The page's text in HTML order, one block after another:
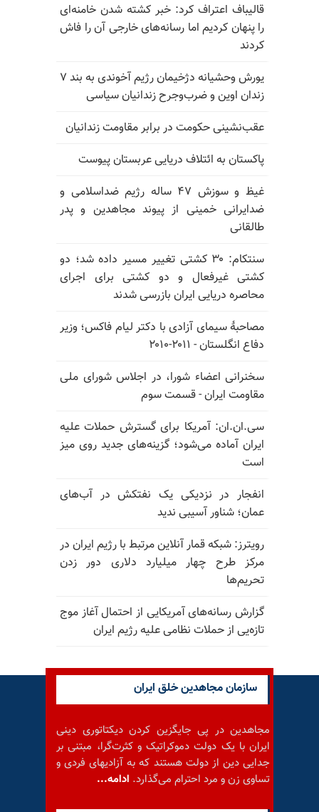
قالیباف اعتراف کرد: خبر کشته شدن خامنه‌ای
را پنهان کردیم اما رسانه‌های خارجی آن را فاش
کردند
یورش وحشیانه دژخیمان رژیم آخوندی به بند ۷
زندان اوین و ضرب‌وجرح زندانیان سیاسی
عقب‌نشینی حکومت در برابر مقاومت زندانیان
پاکستان به ائتلاف دریایی عربستان پیوست
غیظ و سوزش ۴۷ ساله رژیم ضداسلامی و
ضدایرانی خمینی از پیوند مجاهدین و پدر
طالقانی
سنتکام: ۳۰ کشتی تغییر مسیر داده شد؛ دو
کشتی غیرفعال و دو کشتی برای اجرای
محاصره دریایی ایران بازرسی شدند
مصاحبهٔ سیمای آزادی با دکتر لیام فاکس؛ وزیر
دفاع انگلستان - ۲۰۱۱-۲۰۱۰
سخنرانی اعضاء شورا، در اجلاس شورای ملی
مقاومت ایران - قسمت سوم
سی.ان.ان: آمریکا برای گسترش حملات علیه
ایران آماده می‌شود؛ گزینه‌های جدید روی میز
است
انفجار در نزدیکی یک نفتکش در آب‌های
عمان؛ شناور آسیبی ندید
رویترز: شبکه قمار آنلاین مرتبط با رژیم ایران در
مرکز طرح چهار میلیارد دلاری دور زدن
تحریم‌ها
گزارش رسانه‌های آمریکایی از احتمال آغاز موج
تازه‌یی از حملات نظامی علیه رژیم ایران
سازمان مجاهدین خلق ایران
مجاهدین در پی جایگزین کردن دیکتاتوری دینی
ایران با یک دولت دموکراتیک و کثرت‌گرا، مبتنی بر
جدایی دین از دولت هستند که به آزادیهای فردی و
تساوی زن و مرد احترام می‌گذارد. ادامه...